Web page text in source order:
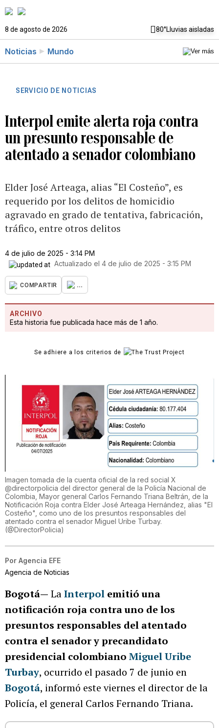
8 de agosto de 2026 80°Lluvias aisladas
Noticias Mundo
SERVICIO DE NOTICIAS
Interpol emite alerta roja contra
un presunto responsable de
atentado a senador colombiano
Elder José Arteaga, alias “El Costeño”, es
requerido por los delitos de homicidio
agravado en grado de tentativa, fabricación,
tráfico, entre otros delitos
4 de julio de 2025 - 3:14 PM
Actualizado el 4 de julio de 2025 - 3:15 PM
COMPARTIR ...
ARCHIVO
Esta historia fue publicada hace más de 1 año.
Se adhiere a los criterios de
Imagen tomada de la cuenta oficial de la red social X
@directorpolicia del director general de la Policía Nacional de
Colombia, Mayor general Carlos Fernando Triana Beltrán, de la
Notificación Roja contra Elder José Arteaga Hernández, alias "El
Costeño", como uno de los presuntos responsables del
atentado contra el senador Miguel Uribe Turbay.
(@DirectorPolicia)
Por Agencia EFE
Agencia de Noticias
Bogotá— LaInterpol emitió una
notificación roja contra uno de los
presuntos responsables del atentado
contra el senador y precandidato
presidencial colombiano Miguel Uribe
Turbay, ocurrido el pasado 7 de junio en
Bogotá, informó este viernes el director de la
Policía, el general Carlos Fernando Triana.